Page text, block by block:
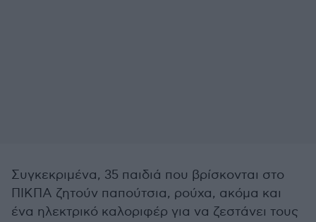
Συγκεκριμένα, 35 παιδιά που βρίσκονται στο
ΠΙΚΠΑ ζητούν παπούτσια, ρούχα, ακόμα και
ένα ηλεκτρικό καλοριφέρ για να ζεστάνει τους